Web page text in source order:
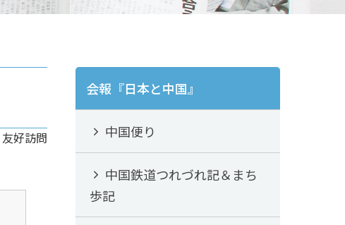
友好訪問
会報『日本と中国』
中国便り
中国鉄道つれづれ記＆まち
歩記